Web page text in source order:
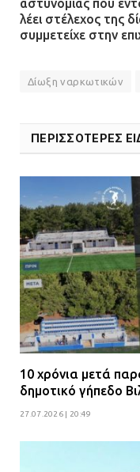
αστυνομίας που
λέει στέλεχος της
συμμετείχε στην
Δίωξη ναρκωτικών
ΠΕΡΙΣΣΟΤΕΡΕΣ
10 χρόνια μετά
δημοτικό γήπεδο
27.07.2026 | 20:49